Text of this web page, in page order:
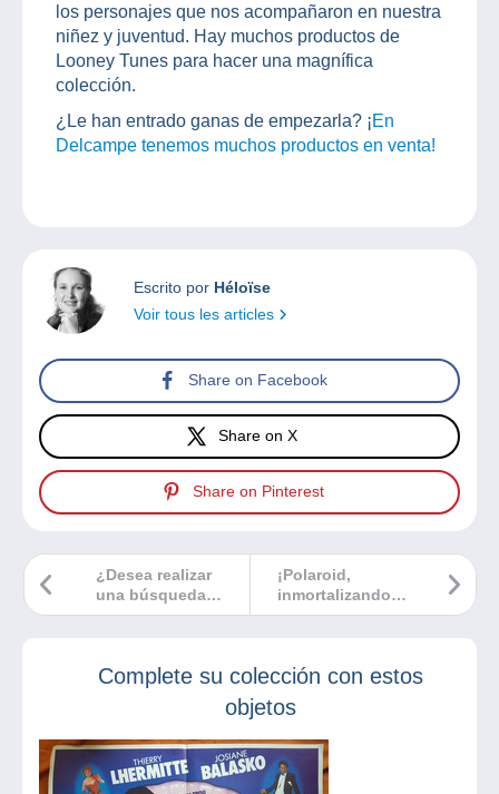
los personajes que nos acompañaron en nuestra
niñez y juventud. Hay muchos productos de
Looney Tunes para hacer una magnífica
colección.
¿Le han entrado ganas de empezarla? ¡En
Delcampe tenemos muchos productos en venta!
Escrito por Héloïse
Voir tous les articles
Share on Facebook
Share on X
Share on Pinterest
¡Polaroid,
inmortalizando
instantes durante
¿Desea realizar
una búsqueda
avanzada de
foro de Delcampe?
¡Dicho y hecho!
Complete su colección con estos
objetos